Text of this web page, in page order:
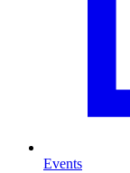
Events